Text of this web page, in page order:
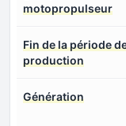
motopropulseur
Fin de la période
production
Génération